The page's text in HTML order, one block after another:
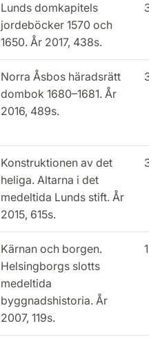
Lunds domkapitels
jordeböcker 1570 och
1650. År 2017, 438s.
Norra Åsbos häradsrätt
dombok 1680–1681. År
2016, 489s.
Konstruktionen av det
heliga. Altarna i det
medeltida Lunds stift. År
2015, 615s.
Kärnan och borgen.
Helsingborgs slotts
medeltida
byggnadshistoria. År
2007, 119s.